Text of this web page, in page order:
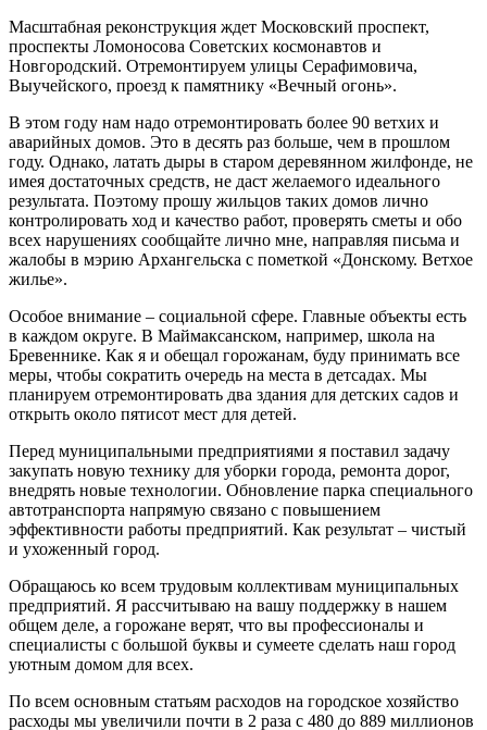
Масштабная реконструкция ждет Московский проспект,
проспекты Ломоносова Советских космонавтов и
Новгородский. Отремонтируем улицы Серафимовича,
Выучейского, проезд к памятнику «Вечный огонь».
В этом году нам надо отремонтировать более 90 ветхих и
аварийных домов. Это в десять раз больше, чем в прошлом
году. Однако, латать дыры в старом деревянном жилфонде, не
имея достаточных средств, не даст желаемого идеального
результата. Поэтому прошу жильцов таких домов лично
контролировать ход и качество работ, проверять сметы и обо
всех нарушениях сообщайте лично мне, направляя письма и
жалобы в мэрию Архангельска с пометкой «Донскому. Ветхое
жилье».
Особое внимание – социальной сфере. Главные объекты есть
в каждом округе. В Маймаксанском, например, школа на
Бревеннике. Как я и обещал горожанам, буду принимать все
меры, чтобы сократить очередь на места в детсадах. Мы
планируем отремонтировать два здания для детских садов и
открыть около пятисот мест для детей.
Перед муниципальными предприятиями я поставил задачу
закупать новую технику для уборки города, ремонта дорог,
внедрять новые технологии. Обновление парка специального
автотранспорта напрямую связано с повышением
эффективности работы предприятий. Как результат – чистый
и ухоженный город.
Обращаюсь ко всем трудовым коллективам муниципальных
предприятий. Я рассчитываю на вашу поддержку в нашем
общем деле, а горожане верят, что вы профессионалы и
специалисты с большой буквы и сумеете сделать наш город
уютным домом для всех.
По всем основным статьям расходов на городское хозяйство
расходы мы увеличили почти в 2 раза с 480 до 889 миллионов